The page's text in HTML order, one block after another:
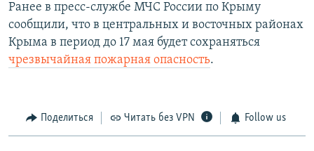
Ранее в пресс-службе МЧС России по Крыму
сообщили, что в центральных и восточных районах
Крыма в период до 17 мая будет сохраняться
чрезвычайная пожарная опасность.
Поделиться Читать без VPN Follow us